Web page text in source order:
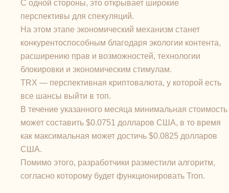
С одной стороны, это открывает широкие
перспективы для спекуляций.
На этом этапе экономический механизм станет
конкурентоспособным благодаря экологии контента,
расширению прав и возможностей, технологии
блокировки и экономическим стимулам.
TRX — перспективная криптовалюта, у которой есть
все шансы выйти в топ.
В течение указанного месяца минимальная стоимость
может составить $0.0751 долларов США, в то время
как максимальная может достичь $0.0825 долларов
США.
Помимо этого, разработчики разместили алгоритм,
согласно которому будет функционировать Tron.